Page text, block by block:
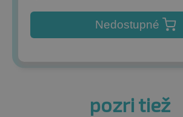
Nedostupné
pozri tiež